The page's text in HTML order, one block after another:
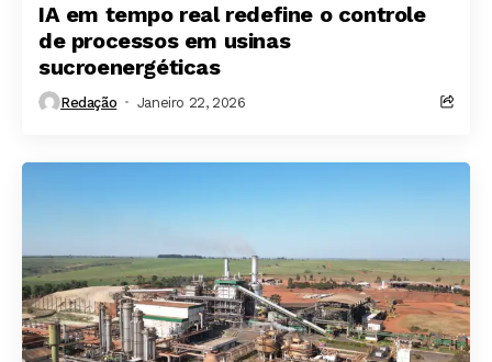
IA em tempo real redefine o controle
de processos em usinas
sucroenergéticas
Redação Janeiro 22, 2026